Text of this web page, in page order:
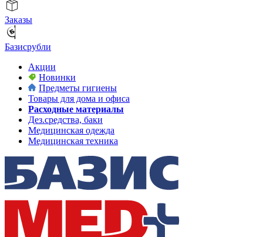
Заказы
Базисрубли
Акции
Новинки
Предметы гигиены
Товары для дома и офиса
Расходные материалы
Дез.средства, баки
Медицинская одежда
Медицинская техника